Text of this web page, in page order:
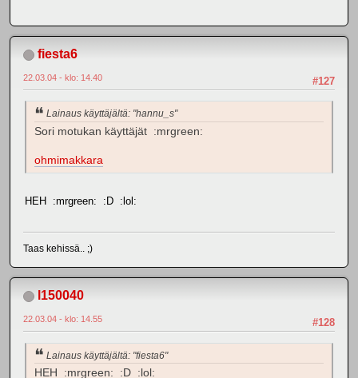
fiesta6
#127
22.03.04 - klo: 14.40
Lainaus käyttäjältä: "hannu_s"
Sori motukan käyttäjät :mrgreen:
ohmimakkara
HEH :mrgreen: :D :lol:
Taas kehissä.. ;)
l150040
#128
22.03.04 - klo: 14.55
Lainaus käyttäjältä: "fiesta6"
HEH :mrgreen: :D :lol: